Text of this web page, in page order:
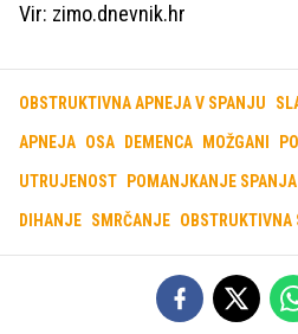
Vir: zimo.dnevnik.hr
OBSTRUKTIVNA APNEJA V SPANJU
APNEJA OSA DEMENCA MOŽGANI
UTRUJENOST POMANJKANJE SPANJA
DIHANJE SMRČANJE OBSTRUKTIVNA